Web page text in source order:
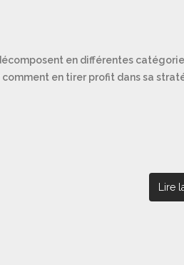
en différentes
en tirer profit dans sa
Lire